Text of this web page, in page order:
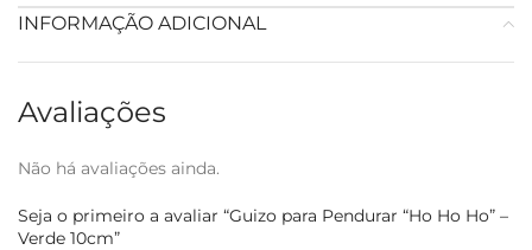
INFORMAÇÃO ADICIONAL
Avaliações
Não há avaliações ainda.
Seja o primeiro a avaliar “Guizo para Pendurar “Ho Ho Ho” –
Verde 10cm”